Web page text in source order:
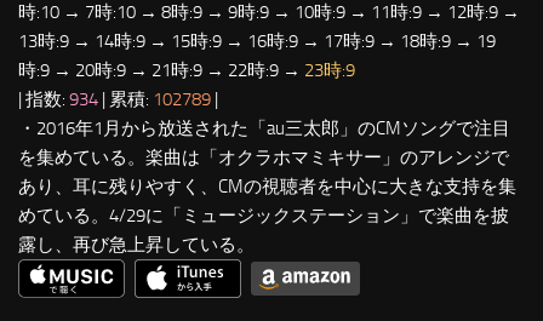
時:10 → 7時:10 → 8時:9 → 9時:9 → 10時:9 → 11時:9 → 12時:9 →
13時:9 → 14時:9 → 15時:9 → 16時:9 → 17時:9 → 18時:9 → 19
時:9 → 20時:9 → 21時:9 → 22時:9 → 23時:9
| 指数: 934 | 累積: 102789 |
・2016年1月から放送された「au三太郎」のCMソングで注目
を集めている。楽曲は「オクラホマミキサー」のアレンジで
あり、耳に残りやすく、CMの視聴者を中心に大きな支持を集
めている。4/29に「ミュージックステーション」で楽曲を披
露し、再び急上昇している。